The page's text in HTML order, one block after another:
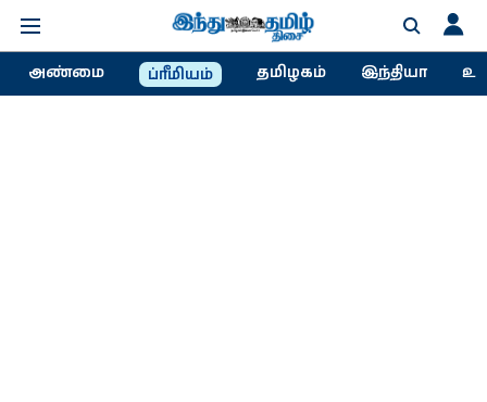
அண்மை ப்ரீமியம் தமிழகம் இந்தியா